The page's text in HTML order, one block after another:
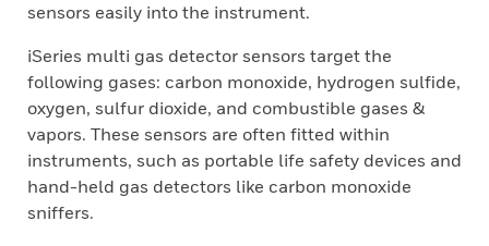
sensors easily into the instrument.
iSeries multi gas detector sensors target the
following gases: carbon monoxide, hydrogen sulfide,
oxygen, sulfur dioxide, and combustible gases &
vapors. These sensors are often fitted within
instruments, such as portable life safety devices and
hand-held gas detectors like carbon monoxide
sniffers.